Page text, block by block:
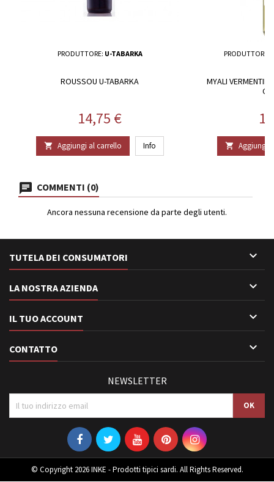
PRODUTTORE: U-TABARKA
ROUSSOU U-TABARKA
Prezzo
14,75 €
 Aggiungi al carrello Info
PRODUTTORE:
MYALI
 Aggiungi
COMMENTI (0)
Ancora nessuna recensione da parte degli utenti.
TUTELA DEI CONSUMATORI 
LA NOSTRA AZIENDA 
IL TUO ACCOUNT 
CONTATTO 
NEWSLETTER
© Copyright 2026 INKE - Prodotti tipici sardi. All Rights Reserved.